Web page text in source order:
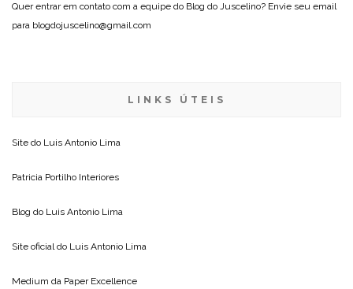
Quer entrar em contato com a equipe do Blog do Juscelino? Envie seu email
para blogdojuscelino@gmail.com
LINKS ÚTEIS
Site do Luis Antonio Lima
Patricia Portilho Interiores
Blog do Luis Antonio Lima
Site oficial do Luis Antonio Lima
Medium da Paper Excellence